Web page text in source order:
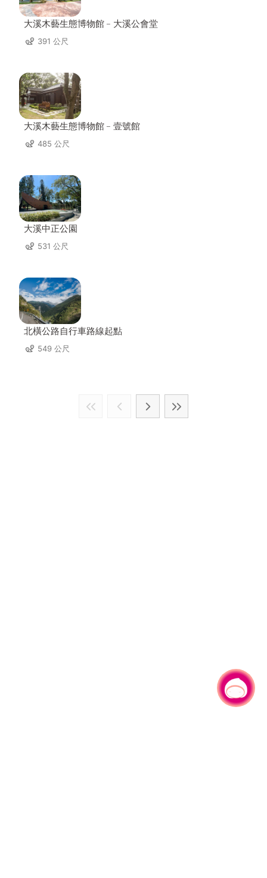
大溪木藝生態博物館﹣大溪公會堂
391 公尺
大溪木藝生態博物館﹣壹號館
485 公尺
大溪中正公園
531 公尺
北橫公路自行車路線起點
549 公尺